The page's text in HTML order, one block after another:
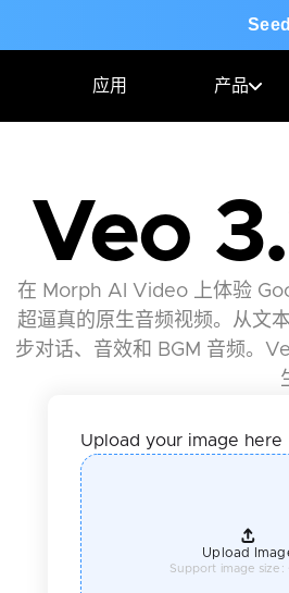
应用 产品
Veo
在 Morph AI Video 上体验
超逼真的原生音频视频。从文
步对话、音效和 BGM 音频。
Upload your image here
Upload
Support image size: